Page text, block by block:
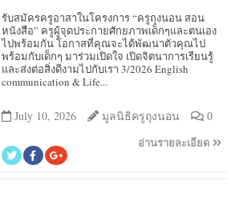
รับสมัครครูอาสาในโครงการ “ครูถุงนอน สอน
หนังสือ” ครูผู้จุดประกายศักยภาพเด็กๆและตนเอง
ไปพร้อมกัน โอกาสที่คุณจะได้พัฒนาตัวคุณไป
พร้อมกับเด็กๆ มาร่วมเปิดใจ เปิดจิตนาการเรียนรู้
และส่งต่อสิ่งดีงามไปกับเรา 3/2026 English
communication & Life...
July 10, 2026 มูลนิธิครูถุงนอน 0
อ่านรายละเอียด